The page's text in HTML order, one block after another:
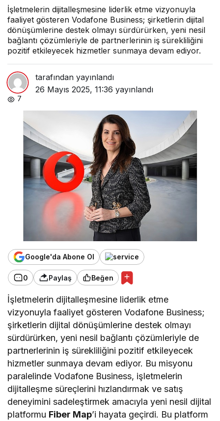
İşletmelerin dijitalleşmesine liderlik etme vizyonuyla
faaliyet gösteren Vodafone Business; şirketlerin dijital
dönüşümlerine destek olmayı sürdürürken, yeni nesil
bağlantı çözümleriyle de partnerlerinin iş sürekliliğini
pozitif etkileyecek hizmetler sunmaya devam ediyor.
tarafından yayınlandı
26 Mayıs 2025, 11:36 yayınlandı
7
Google'da Abone Ol
0 Paylaş Beğen
İşletmelerin dijitalleşmesine liderlik etme
vizyonuyla faaliyet gösteren Vodafone Business;
şirketlerin dijital dönüşümlerine destek olmayı
sürdürürken, yeni nesil bağlantı çözümleriyle de
partnerlerinin iş sürekliliğini pozitif etkileyecek
hizmetler sunmaya devam ediyor. Bu misyonu
paralelinde Vodafone Business, işletmelerin
dijitalleşme süreçlerini hızlandırmak ve satış
deneyimini sadeleştirmek amacıyla yeni nesil dijital
platformu Fiber Map’i hayata geçirdi. Bu platform